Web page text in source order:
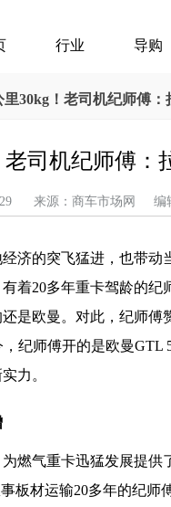
行业 导购
30kg！老司机纪师傅
司机纪师傅：
29 来源：商车市场网 编
济的突飞猛进，也带
着20多年重卡驾龄的
是欧曼。对此，纪师
纪师傅开的是欧曼GTL
力。
燃气重卡迅猛发展提
板材运输20多年的纪